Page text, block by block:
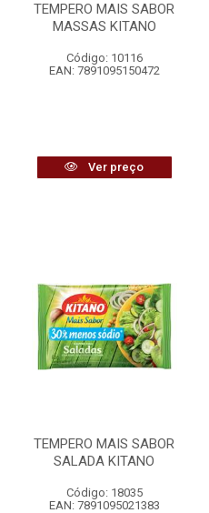
TEMPERO MAIS SABOR
MASSAS KITANO
Código: 10116
EAN: 7891095150472
Ver preço
TEMPERO MAIS SABOR
SALADA KITANO
Código: 18035
EAN: 7891095021383